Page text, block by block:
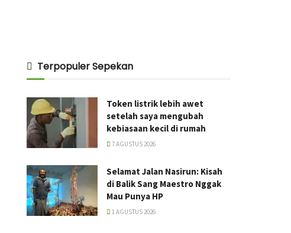
Terpopuler Sepekan
Token listrik lebih awet
setelah saya mengubah
kebiasaan kecil di rumah
7 AGUSTUS 2026
Selamat Jalan Nasirun: Kisah
di Balik Sang Maestro Nggak
Mau Punya HP
1 AGUSTUS 2026